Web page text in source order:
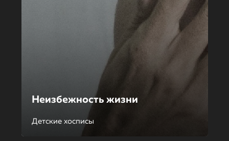
Неизбежность жизни
Детские хосписы